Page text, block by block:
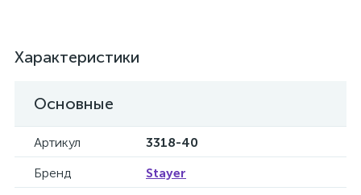
Характеристики
Основные
Артикул
3318-40
Бренд
Stayer